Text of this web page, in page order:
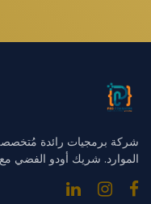
شركة برمجيات رائدة
الموارد. شريك أودو الفضي مع أكثر من 32